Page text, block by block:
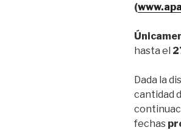
(
hasta el
Dada la
cantidad
fechas